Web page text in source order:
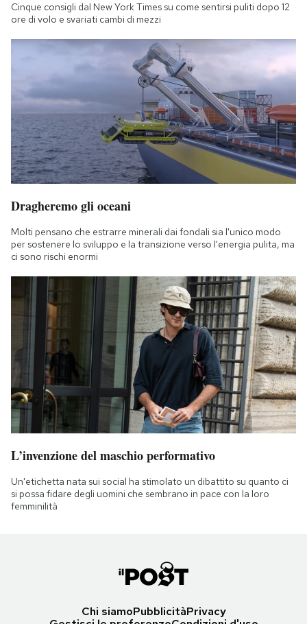
Cinque consigli dal New York Times su come sentirsi puliti dopo 12
ore di volo e svariati cambi di mezzi
Dragheremo gli oceani
Molti pensano che estrarre minerali dai fondali sia l'unico modo
per sostenere lo sviluppo e la transizione verso l'energia pulita, ma
ci sono rischi enormi
L’invenzione del maschio performativo
Un'etichetta nata sui social ha stimolato un dibattito su quanto ci
si possa fidare degli uomini che sembrano in pace con la loro
femminilità
Chi siamoPubblicitàPrivacy